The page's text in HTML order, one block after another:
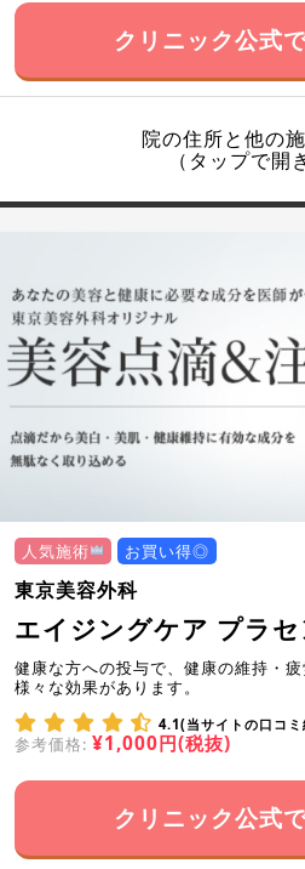
クリニック公式
院の住所と他の
（タップで開
人気施術 お買い得◎
東京美容外科
エイジングケア プラ
健康な方への投与で、健康の維持・
様々な効果があります。
4.1(当サイトの口コ
参考価格: ¥1,000円(税抜)
クリニック公式